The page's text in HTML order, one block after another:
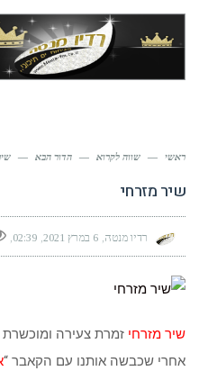
ראשי — שווה לקרוא — הדור הבא —
שיר מזרחי
רדיו מנטה 6 במרץ 2021 02:39
שיר מזרחי זמרת צעירה
אחרי שכבשה אותנו עם הקאבר “